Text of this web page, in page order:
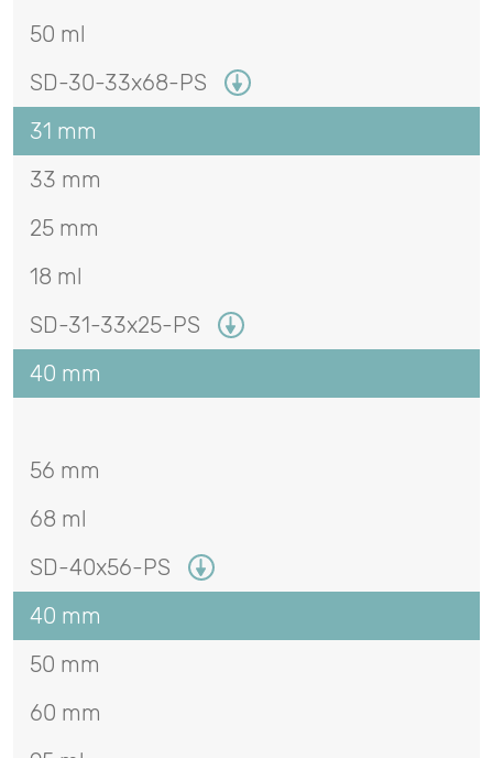
50 ml
SD-30-33x68-PS
31 mm
33 mm
25 mm
18 ml
SD-31-33x25-PS
40 mm
56 mm
68 ml
SD-40x56-PS
40 mm
50 mm
60 mm